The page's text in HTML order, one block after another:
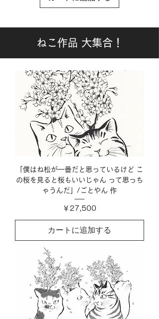
ねこ作品 大集合！
「僕はね松が一番だと思っているけど こ
の桜を見ると桜もいいじゃん って思っち
ゃうんだ」/ごとやん 作
価格
￥27,500
カートに追加する